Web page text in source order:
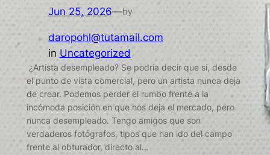
Jun 25, 2026—by
daropohl@tutamail.com
in Uncategorized
¿Artista desempleado? Se podría decir que sí, desde
el punto de vista comercial, pero un artista nunca deja
de crear. Podemos perder el rumbo frente a la
incómoda posición en que nos deja el mercado, pero
nunca desempleado. Tengo amigos que son
verdaderos fotógrafos, tipos que han ido del campo
frente al obturador, directo al…